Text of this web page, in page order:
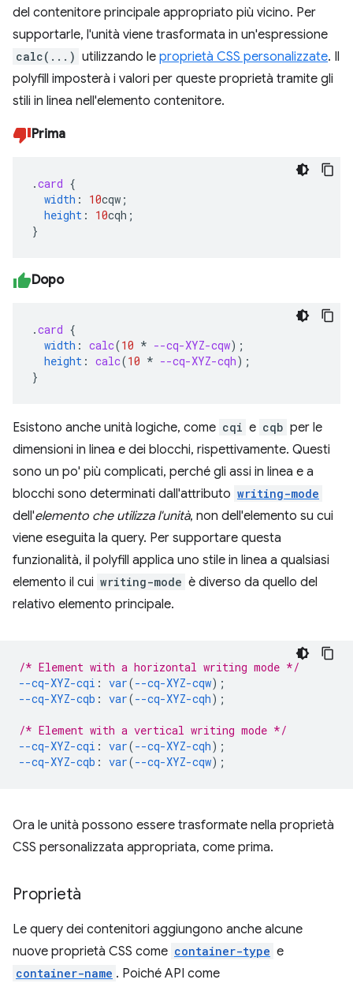
del contenitore principale appropriato più vicino. Per
supportarle, l'unità viene trasformata in un'espressione
calc(...) utilizzando le proprietà CSS personalizzate. Il
polyfill imposterà i valori per queste proprietà tramite gli
stili in linea nell'elemento contenitore.
Prima
.card {
width : 10cqw ;
height : 10cqh ;
}
Dopo
.card {
width : calc(10 * --cq-XYZ-cqw);
height : calc(10 * --cq-XYZ-cqh);
}
Esistono anche unità logiche, come cqi e cqb per le
dimensioni in linea e dei blocchi, rispettivamente. Questi
sono un po' più complicati, perché gli assi in linea e a
blocchi sono determinati dall'attributo writing-mode
dell'elemento che utilizza l'unità, non dell'elemento su cui
viene eseguita la query. Per supportare questa
funzionalità, il polyfill applica uno stile in linea a qualsiasi
elemento il cui writing-mode è diverso da quello del
relativo elemento principale.
/* Element with a horizontal writing mode */
--cq-XYZ-cqi : var(--cq-XYZ-cqw);
--cq-XYZ-cqb : var(--cq-XYZ-cqh);
/* Element with a vertical writing mode */
--cq-XYZ-cqi : var(--cq-XYZ-cqh);
--cq-XYZ-cqb : var(--cq-XYZ-cqw);
Ora le unità possono essere trasformate nella proprietà
CSS personalizzata appropriata, come prima.
Proprietà
Le query dei contenitori aggiungono anche alcune
nuove proprietà CSS come container-type e
container-name . Poiché API come